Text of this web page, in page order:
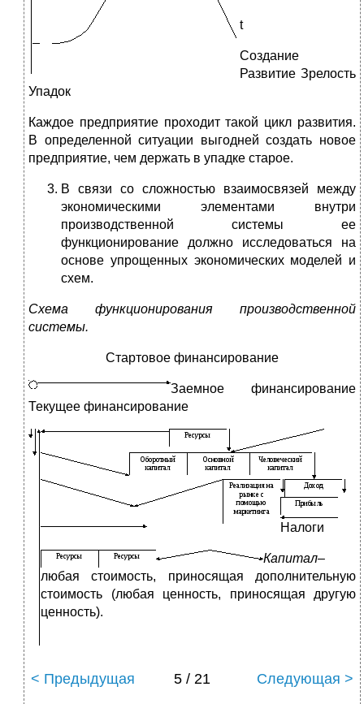
t
Создание
Развитие Зрелость
Упадок
Каждое предприятие проходит такой цикл развития.
В определенной ситуации выгодней создать новое
предприятие, чем держать в упадке старое.
В связи со сложностью взаимосвязей между
экономическими элементами внутри
производственной системы ее
функционирование должно исследоваться на
основе упрощенных экономических моделей и
схем.
Схема функционирования производственной
системы.
Стартовое финансирование
Заемное финансирование
Текущее финансирование
Налоги
Капитал–
любая стоимость, приносящая дополнительную
стоимость (любая ценность, приносящая другую
ценность).
< Предыдущая 5 / 21 Следующая >